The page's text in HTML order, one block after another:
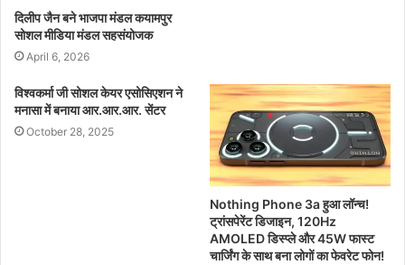
दिलीप जैन बने भाजपा मंडल कयामपुर
सोशल मीडिया मंडल सहसंयोजक
April 6, 2026
विश्वकर्मा जी सोशल केयर एसोसिएशन ने
मनासा में बनाया आर.आर.आर. सेंटर
October 28, 2025
Nothing Phone 3a हुआ लॉन्च!
ट्रांसपेरेंट डिजाइन, 120Hz
AMOLED डिस्प्ले और 45W फास्ट
चार्जिंग के साथ बना लोगों का फेवरेट फोन!